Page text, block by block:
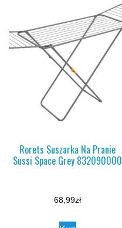
Rorets Suszarka Na Pranie
Sussi Space Grey 832090000
68,99zł